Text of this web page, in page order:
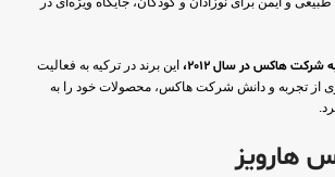
هاکس در سال 2012،
این برند در ترکیه به فعالیت
از تجربه و دانش شرکت هاکس، محصولات خود را به
هارویز